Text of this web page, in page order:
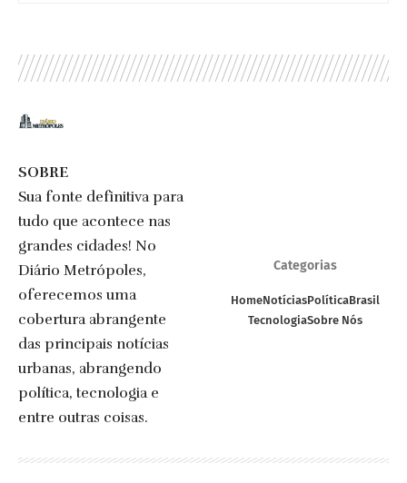
SOBRE
Sua fonte definitiva para
tudo que acontece nas
grandes cidades! No
Diário Metrópoles,
oferecemos uma
cobertura abrangente
das principais notícias
urbanas, abrangendo
política, tecnologia e
entre outras coisas.
Categorias
HomeNotíciasPolíticaBrasil
TecnologiaSobre Nós